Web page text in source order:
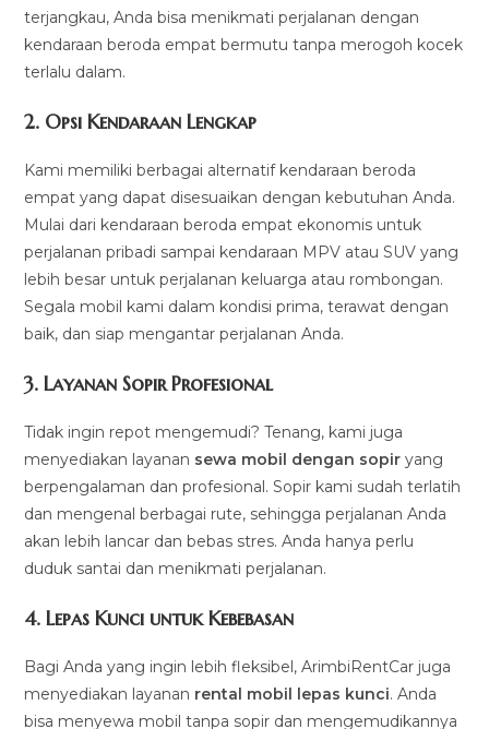
terjangkau, Anda bisa menikmati perjalanan dengan
kendaraan beroda empat bermutu tanpa merogoh kocek
terlalu dalam.
2. Opsi Kendaraan Lengkap
Kami memiliki berbagai alternatif kendaraan beroda
empat yang dapat disesuaikan dengan kebutuhan Anda.
Mulai dari kendaraan beroda empat ekonomis untuk
perjalanan pribadi sampai kendaraan MPV atau SUV yang
lebih besar untuk perjalanan keluarga atau rombongan.
Segala mobil kami dalam kondisi prima, terawat dengan
baik, dan siap mengantar perjalanan Anda.
3.Layanan Sopir Profesional
Tidak ingin repot mengemudi? Tenang, kami juga
menyediakan layanan sewa mobil dengan sopir yang
berpengalaman dan profesional. Sopir kami sudah terlatih
dan mengenal berbagai rute, sehingga perjalanan Anda
akan lebih lancar dan bebas stres. Anda hanya perlu
duduk santai dan menikmati perjalanan.
4.Lepas Kunci untuk Kebebasan
Bagi Anda yang ingin lebih fleksibel, ArimbiRentCar juga
menyediakan layanan rental mobil lepas kunci. Anda
bisa menyewa mobil tanpa sopir dan mengemudikannya